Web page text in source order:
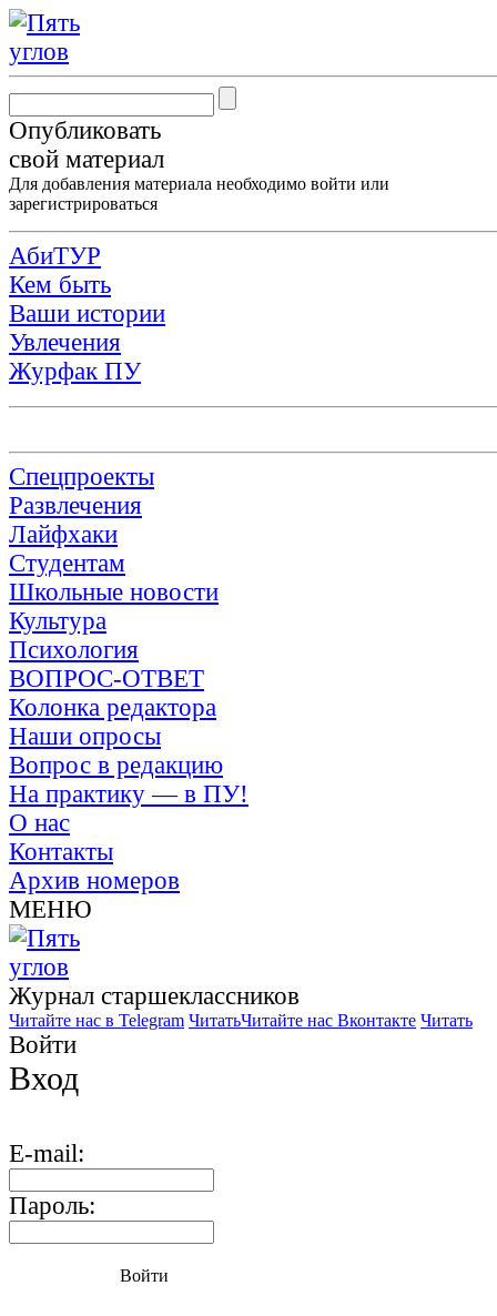
Опубликовать
свой материал
Для добавления материала необходимо войти или
зарегистрироваться
АбиТУР
Кем быть
Ваши истории
Увлечения
Журфак ПУ
Спецпроекты
Развлечения
Лайфхаки
Студентам
Школьные новости
Культура
Психология
ВОПРОС-ОТВЕТ
Колонка редактора
Наши опросы
Вопрос в редакцию
На практику — в ПУ!
О нас
Контакты
Архив номеров
МЕНЮ
Журнал старшекласcников
Читайте нас в Telegram ЧитатьЧитайте нас Вконтакте Читать
Войти
Вход
E-mail:
Пароль:
Войти